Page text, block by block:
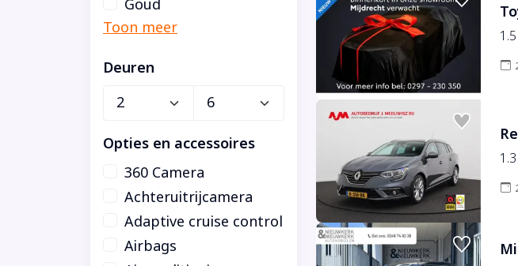
Goud
Deuren
Opties en accessoires
360 Camera
Achteruitrijcamera
Adaptive cruise control
Airbags